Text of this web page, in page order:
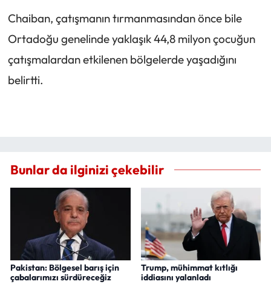
Chaiban, çatışmanın tırmanmasından önce bile
Ortadoğu genelinde yaklaşık 44,8 milyon çocuğun
çatışmalardan etkilenen bölgelerde yaşadığını
belirtti.
Bunlar da ilginizi çekebilir
Pakistan: Bölgesel barış için
çabalarımızı sürdüreceğiz
Trump, mühimmat kıtlığı
iddiasını yalanladı